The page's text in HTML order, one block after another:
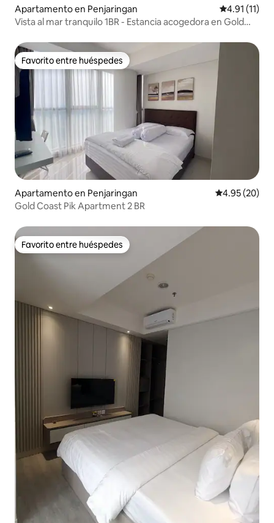
Apartamento en Penjaringan Calificación
4.91 (11)
Vista al mar tranquilo 1BR - Estancia acogedora en Gold
Favorito entre huéspedes
Favorito entre huéspedes
Apartamento en Penjaringan Calificación
4.95 (20)
Gold Coast Pik Apartment 2 BR
Favorito entre huéspedes
Favorito entre huéspedes